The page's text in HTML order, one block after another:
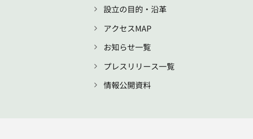
設立の目的・沿革
アクセスMAP
お知らせ一覧
プレスリリース一覧
情報公開資料